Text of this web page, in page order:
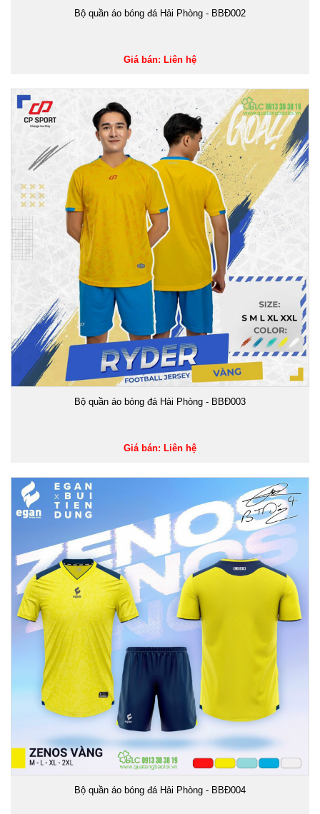
Bộ quần áo bóng đá Hải Phòng - BBĐ002
Giá bán: Liên hệ
Bộ quần áo bóng đá Hải Phòng - BBĐ003
Giá bán: Liên hệ
Bộ quần áo bóng đá Hải Phòng - BBĐ004